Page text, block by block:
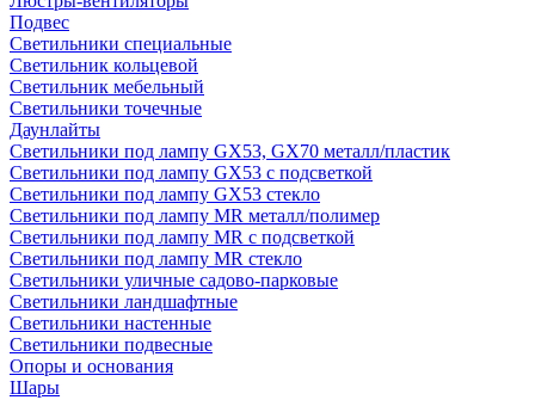
Подвес
Светильники специальные
Светильник кольцевой
Светильник мебельный
Светильники точечные
Даунлайты
Светильники под лампу GX53, GX70 металл/пластик
Светильники под лампу GX53 с подсветкой
Светильники под лампу GX53 стекло
Светильники под лампу MR металл/полимер
Светильники под лампу MR с подсветкой
Светильники под лампу MR стекло
Светильники уличные садово-парковые
Светильники ландшафтные
Светильники настенные
Светильники подвесные
Опоры и основания
Шары